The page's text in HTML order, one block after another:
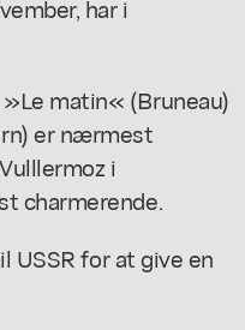
har i
matin« (Bruneau)
er nærmest
i
charmerende.
USSR for at give en